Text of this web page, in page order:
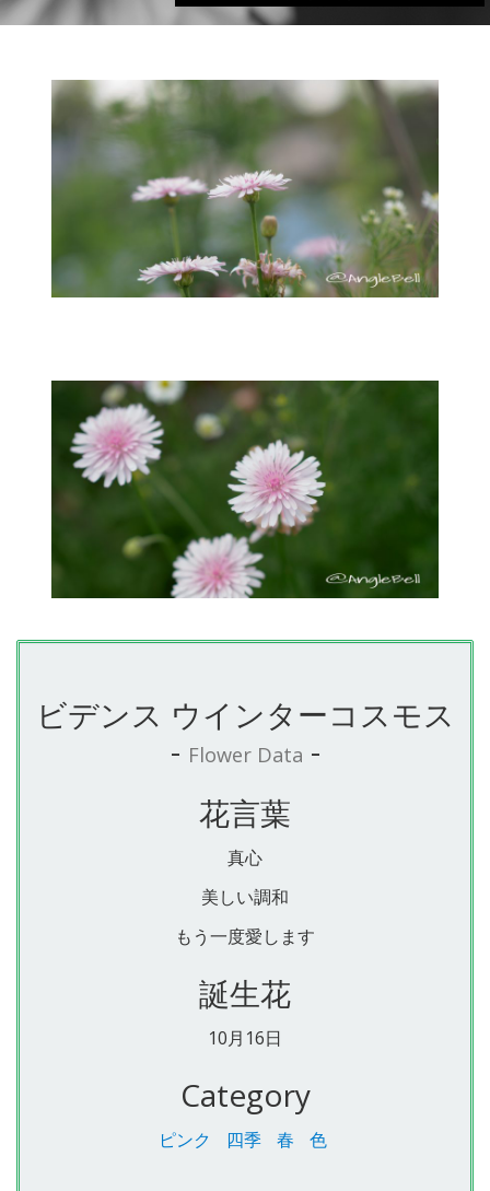
ビデンス ウインターコスモス
- Flower Data -
花言葉
真心
美しい調和
もう一度愛します
誕生花
10月16日
Category
ピンク 四季 春 色